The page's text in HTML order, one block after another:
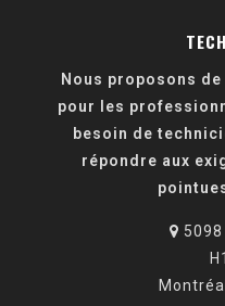
Nous proposons
pour les
besoin de
répondre aux